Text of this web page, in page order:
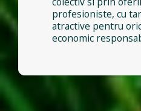
profesioniste, cu
atractive pentru
economic